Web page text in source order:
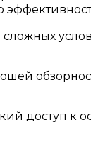
сложных
доступ к